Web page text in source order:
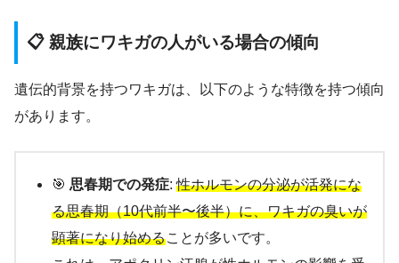
📋 親族にワキガの人がいる場合の傾向
遺伝的背景を持つワキガは、以下のような特徴を持つ傾向
があります。
🎯 思春期での発症:性ホルモンの分泌が活発にな
る思春期（10代前半〜後半）に、ワキガの臭いが
顕著になり始めることが多いです。